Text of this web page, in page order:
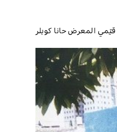
قيّمي المعرضحانا كوبلر